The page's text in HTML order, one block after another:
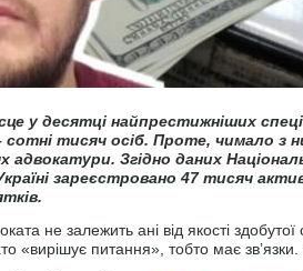
у десятці найпрестижніших
сотні тисяч осіб. Проте, чимало з
Згідно даних
зареєстровано 47 тисяч
не залежить ані від якості здобутої
«вирішує питання», тобто має